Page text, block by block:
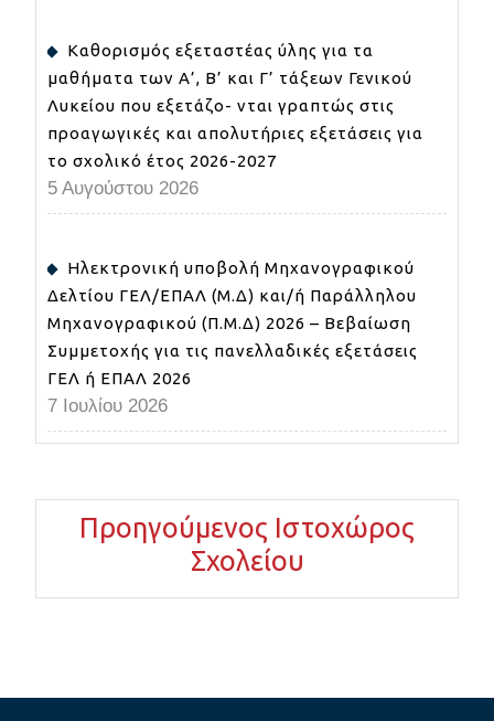
Καθορισμός εξεταστέας ύλης για τα
μαθήματα των Α’, Β’ και Γ’ τάξεων Γενικού
Λυκείου που εξετάζο- νται γραπτώς στις
προαγωγικές και απολυτήριες εξετάσεις για
το σχολικό έτος 2026-2027
5 Αυγούστου 2026
Ηλεκτρονική υποβολή Μηχανογραφικού
Δελτίου ΓΕΛ/ΕΠΑΛ (Μ.Δ) και/ή Παράλληλου
Μηχανογραφικού (Π.Μ.Δ) 2026 – Βεβαίωση
Συμμετοχής για τις πανελλαδικές εξετάσεις
ΓΕΛ ή ΕΠΑΛ 2026
7 Ιουλίου 2026
Προηγούμενος Ιστοχώρος
Σχολείου